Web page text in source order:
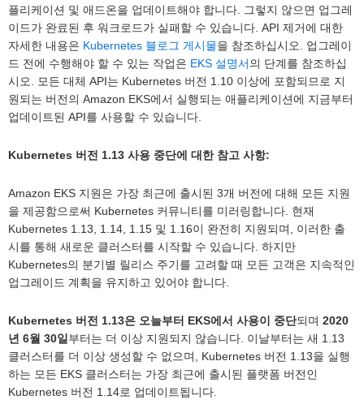
플리케이션 및 애드온을 업데이트해야 합니다. 그렇지 않으면 업그레
이드가 완료된 후 워크로드가 실패할 수 있습니다. API 제거에 대한
자세한 내용은 Kubernetes 블로그 게시물을 참조하십시오. 업그레이
드 전에 수행해야 할 수 있는 작업은 EKS 설명서의 단계를 참조하십
시오. 모든 대체 API는 Kubernetes 버전 1.10 이상에 포함되므로 지
원되는 버전의 Amazon EKS에서 실행되는 애플리케이션에 지금부터
업데이트된 API를 사용할 수 있습니다.
Kubernetes 버전 1.13 사용 중단에 대한 참고 사항:
Amazon EKS 지원은 가장 최근에 출시된 3개 버전에 대해 모든 지원
을 제공함으로써 Kubernetes 커뮤니티를 미러링합니다. 현재
Kubernetes 1.13, 1.14, 1.15 및 1.16이 완전히 지원되며, 이러한 출
시를 통해 새로운 클러스터를 시작할 수 있습니다. 하지만
Kubernetes의 분기별 릴리스 주기를 고려할 때 모든 고객은 지속적인
업그레이드 계획을 유지하고 있어야 합니다.
Kubernetes 버전 1.13은 오늘부터 EKS에서 사용이 중단되며 2020
년 6월 30일 부터는 더 이상 지원되지 않습니다. 이날부터는 새 1.13
클러스터를 더 이상 생성할 수 없으며, Kubernetes 버전 1.13을 실행
하는 모든 EKS 클러스터는 가장 최근에 출시된 플랫폼 버전인
Kubernetes 버전 1.14로 업데이트됩니다.